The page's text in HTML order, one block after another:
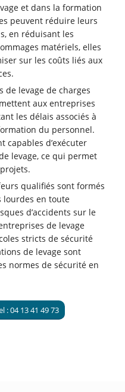
et dans la formation
peuvent réduire leurs
en réduisant les
matériels, elles
sur les coûts liés aux
de levage de charges
aux entreprises
les délais associés à
du personnel.
capables d’exécuter
levage, ce qui permet
qualifiés sont formés
lourdes en toute
d’accidents sur le
de levage
stricts de sécurité
de levage sont
normes de sécurité en
: 04 13 41 49 73